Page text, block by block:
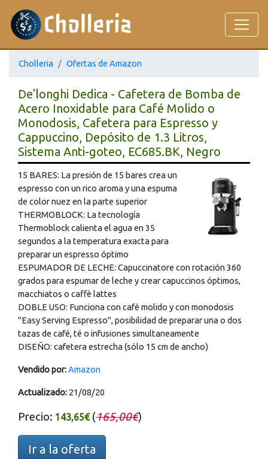
Cholleria Ofertas de Amazon
De'longhi Dedica - Cafetera de Bomba de
Acero Inoxidable para Café Molido o
Monodosis, Cafetera para Espresso y
Cappuccino, Depósito de 1.3 Litros,
Sistema Anti-goteo, EC685.BK, Negro
15 BARES: La presión de 15 bares crea un
espresso con un rico aroma y una espuma
de color nuez en la parte superior
THERMOBLOCK: La tecnología
Thermoblock calienta el agua en 35
segundos a la temperatura exacta para
preparar un espresso óptimo
ESPUMADOR DE LECHE: Capuccinatore con rotación 360
grados para espumar de leche y crear capuccinos óptimos,
macchiatos o caffè lattes
DOBLE USO: Funciona con café molido y con monodosis
"Easy Serving Espresso", posibilidad de preparar una o dos
tazas de café, té o infusiones simultaneamente
DISEÑO: cafetera estrecha (sólo 15 cm de ancho)
Vendido por:Amazon
Actualizado: 21/08/20
Precio: 143,65€(165,00€)
Ir a la oferta